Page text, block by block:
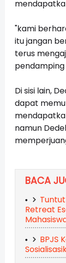
"kami
itu jangan
terus
Di sisi lain,
dapat
namun
BACA
Retreat
BPJS